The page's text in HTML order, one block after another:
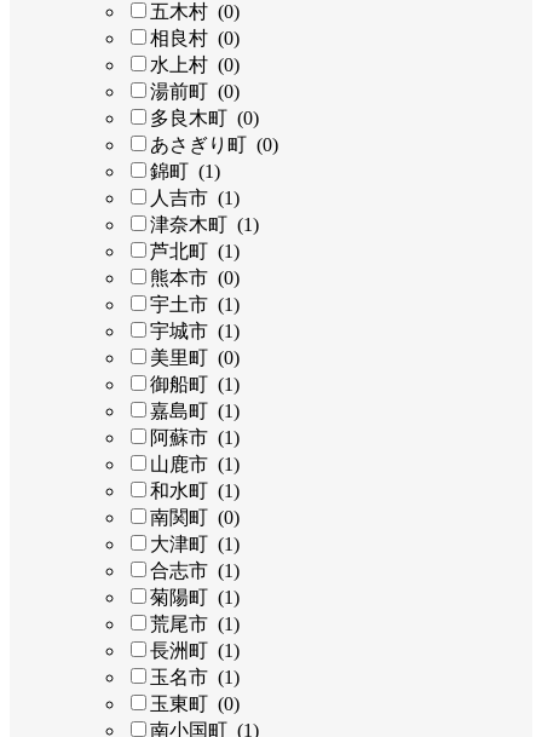
五木村 (0)
相良村 (0)
水上村 (0)
湯前町 (0)
多良木町 (0)
あさぎり町 (0)
錦町 (1)
人吉市 (1)
津奈木町 (1)
芦北町 (1)
熊本市 (0)
宇土市 (1)
宇城市 (1)
美里町 (0)
御船町 (1)
嘉島町 (1)
阿蘇市 (1)
山鹿市 (1)
和水町 (1)
南関町 (0)
大津町 (1)
合志市 (1)
菊陽町 (1)
荒尾市 (1)
長洲町 (1)
玉名市 (1)
玉東町 (0)
南小国町 (1)